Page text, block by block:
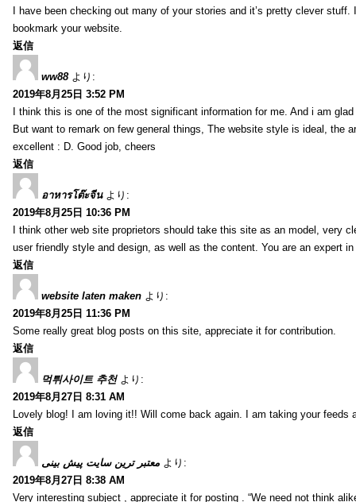
I have been checking out many of your stories and it’s pretty clever stuff.
bookmark your website.
返信
ww88 より:
2019年8月25日 3:52 PM
I think this is one of the most significant information for me. And i am
But want to remark on few general things, The website style is ideal, the
excellent : D. Good job, cheers
返信
อาหารโต๊ะจีน より:
2019年8月25日 10:36 PM
I think other web site proprietors should take this site as an model, very
user friendly style and design, as well as the content. You are an expert
返信
website laten maken より:
2019年8月25日 11:36 PM
Some really great blog posts on this site, appreciate it for contribution.
返信
먹튀사이트 추천 より:
2019年8月27日 8:31 AM
Lovely blog! I am loving it!! Will come back again. I am taking your feeds
返信
معتبر ترین سایت پیش بینی より:
2019年8月27日 8:38 AM
Very interesting subject , appreciate it for posting . “We need not think